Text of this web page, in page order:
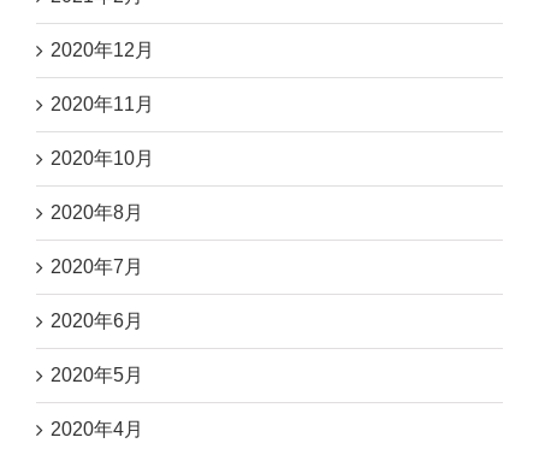
2020年12月
2020年11月
2020年10月
2020年8月
2020年7月
2020年6月
2020年5月
2020年4月